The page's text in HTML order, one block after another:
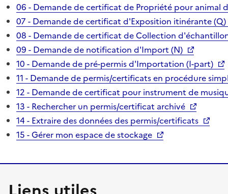
06 - Demande de certificat de Propriété pour animal
07 - Demande de certificat d'Exposition itinérante (Q)
08 - Demande de certificat de Collection
09 - Demande de notification d'Import (N)
10 - Demande de pré-permis d'Importation (I-part)
11 - Demande de permis/certificats en procédure
12 - Demande de certificat pour instrument de
13 - Rechercher un permis/certificat archivé
14 - Extraire des données des permis/certificats
15 - Gérer mon espace de stockage